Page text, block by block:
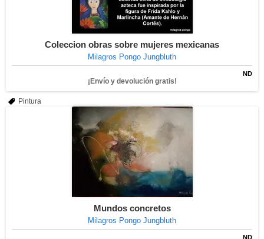
Coleccion obras sobre mujeres mexicanas
Milagros Pongo Jungbluth
ND
¡Envío y devolución gratis!
Pintura
Mundos concretos
Milagros Pongo Jungbluth
ND